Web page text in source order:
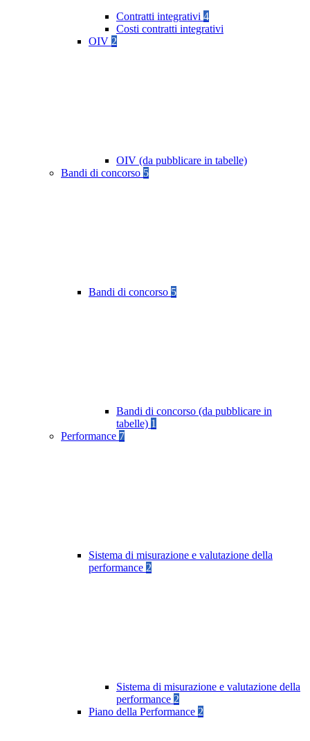
Contratti integrativi 4
Costi contratti integrativi
OIV 2
OIV (da pubblicare in tabelle)
Bandi di concorso 5
Bandi di concorso 5
Bandi di concorso (da pubblicare in
tabelle) 1
Performance 7
Sistema di misurazione e valutazione della
performance 2
Sistema di misurazione e valutazione della
performance 2
Piano della Performance 2